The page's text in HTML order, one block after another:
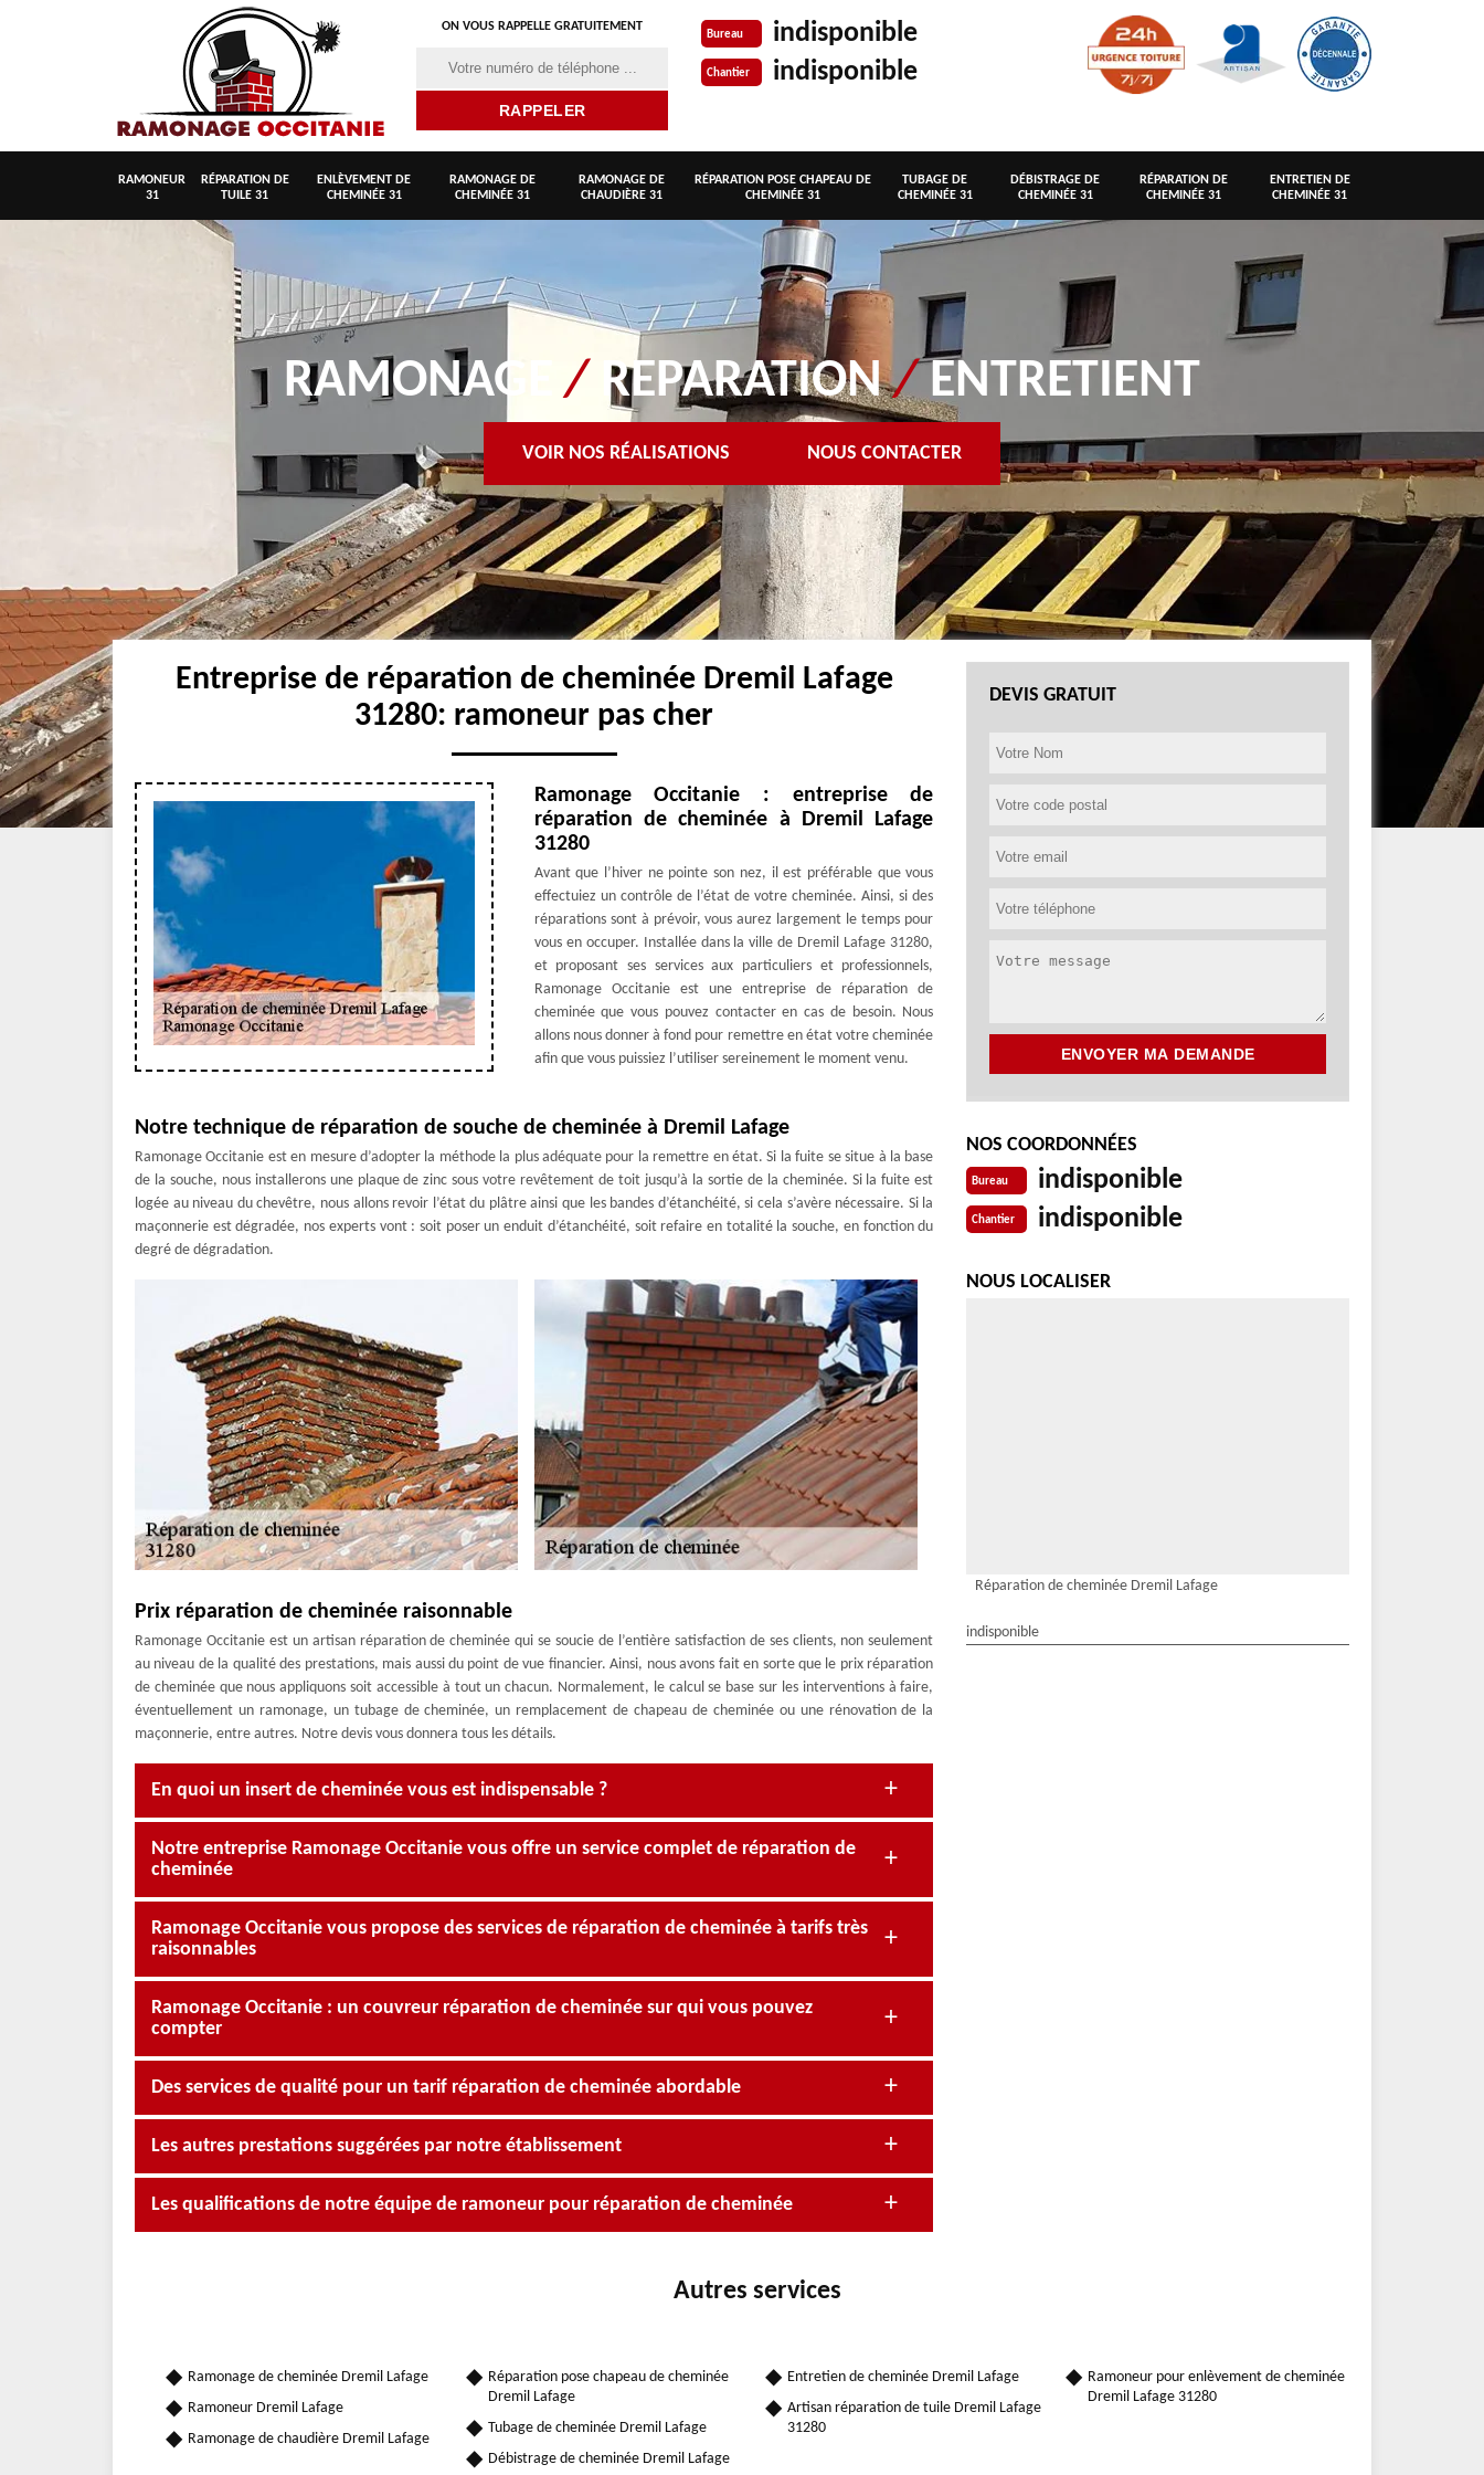
ON VOUS RAPPELLE GRATUITEMENT
Bureau indisponible
Chantier indisponible
RAMONEUR
31
RÉPARATION DE
TUILE 31
ENLÈVEMENT DE
CHEMINÉE 31
RAMONAGE DE
CHEMINÉE 31
RAMONAGE DE
CHAUDIÈRE 31
RÉPARATION POSE CHAPEAU DE
CHEMINÉE 31
TUBAGE DE
CHEMINÉE 31
DÉBISTRAGE DE
CHEMINÉE 31
RÉPARATION DE
CHEMINÉE 31
ENTRETIEN DE
CHEMINÉE 31
RAMONAGE/ REPARATION/ENTRETIENT
VOIR NOS RÉALISATIONS NOUS CONTACTER
Entreprise de réparation de cheminée Dremil Lafage
31280: ramoneur pas cher
Ramonage Occitanie : entreprise de
réparation de cheminée à Dremil Lafage
31280
Avant que l’hiver ne pointe son nez, il est préférable que vous
effectuiez un contrôle de l’état de votre cheminée. Ainsi, si des
réparations sont à prévoir, vous aurez largement le temps pour
vous en occuper. Installée dans la ville de Dremil Lafage 31280,
et proposant ses services aux particuliers et professionnels,
Ramonage Occitanie est une entreprise de réparation de
cheminée que vous pouvez contacter en cas de besoin. Nous
allons nous donner à fond pour remettre en état votre cheminée
afin que vous puissiez l’utiliser sereinement le moment venu.
Notre technique de réparation de souche de cheminée à Dremil Lafage
Ramonage Occitanie est en mesure d’adopter la méthode la plus adéquate pour la remettre en état. Si la fuite se situe à la base
de la souche, nous installerons une plaque de zinc sous votre revêtement de toit jusqu’à la sortie de la cheminée. Si la fuite est
logée au niveau du chevêtre, nous allons revoir l’état du plâtre ainsi que les bandes d’étanchéité, si cela s’avère nécessaire. Si la
maçonnerie est dégradée, nos experts vont : soit poser un enduit d’étanchéité, soit refaire en totalité la souche, en fonction du
degré de dégradation.
Prix réparation de cheminée raisonnable
Ramonage Occitanie est un artisan réparation de cheminée qui se soucie de l’entière satisfaction de ses clients, non seulement
au niveau de la qualité des prestations, mais aussi du point de vue financier. Ainsi, nous avons fait en sorte que le prix réparation
de cheminée que nous appliquons soit accessible à tout un chacun. Normalement, le calcul se base sur les interventions à faire,
éventuellement un ramonage, un tubage de cheminée, un remplacement de chapeau de cheminée ou une rénovation de la
maçonnerie, entre autres. Notre devis vous donnera tous les détails.
En quoi un insert de cheminée vous est indispensable ?
Notre entreprise Ramonage Occitanie vous offre un service complet de réparation de
cheminée
Ramonage Occitanie vous propose des services de réparation de cheminée à tarifs très
raisonnables
Ramonage Occitanie : un couvreur réparation de cheminée sur qui vous pouvez
compter
Des services de qualité pour un tarif réparation de cheminée abordable
Les autres prestations suggérées par notre établissement
Les qualifications de notre équipe de ramoneur pour réparation de cheminée
DEVIS GRATUIT
NOS COORDONNÉES
Bureau indisponible
Chantier indisponible
NOUS LOCALISER
Réparation de cheminée Dremil Lafage
indisponible
Autres services
Ramonage de cheminée Dremil Lafage
Ramoneur Dremil Lafage
Ramonage de chaudière Dremil Lafage
Réparation pose chapeau de cheminée
Dremil Lafage
Tubage de cheminée Dremil Lafage
Débistrage de cheminée Dremil Lafage
Entretien de cheminée Dremil Lafage
Artisan réparation de tuile Dremil Lafage
31280
Ramoneur pour enlèvement de cheminée
Dremil Lafage 31280